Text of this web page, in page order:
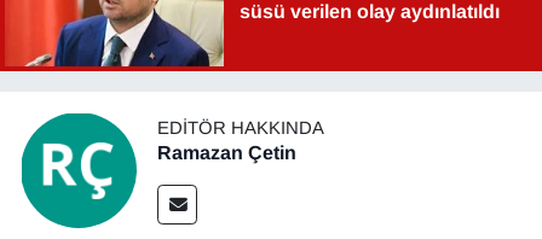
süsü verilen olay aydınlatıldı
EDITÖR HAKKINDA
Ramazan Çetin